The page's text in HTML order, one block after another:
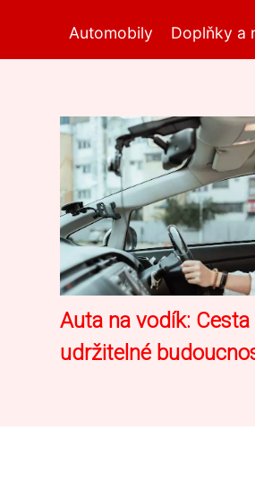
Automobily Doplňky a
Auta na vodík:
udržitelné